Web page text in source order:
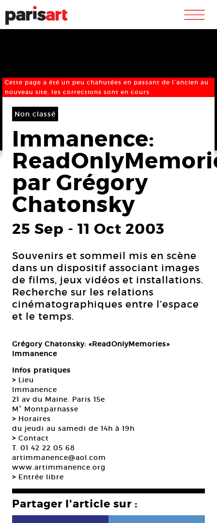
m
Cette page a été un peu chahutées en passant de l’ancien au
nouveau site, les corrections sont en cours.
Non classé
Immanence:
par Grégory
Chatonsky
25 Sep - 11 Oct 2003
Souvenirs et sommeil mis en scène
dans un dispositif associant images
de films, jeux vidéos et installations.
Recherche sur les relations
cinématographiques entre l’espace
et le temps.
Grégory Chatonsky: «ReadOnlyMemories»
Immanence
Infos pratiques
> Lieu
Immanence
21 av du Maine. Paris 15e
M° Montparnasse
> Horaires
du jeudi au samedi de 14h à 19h
> Contact
T. 01 42 22 05 68
artimmanence@aol.com
www.artimmanence.org
> Entrée libre
Partager l'article sur :